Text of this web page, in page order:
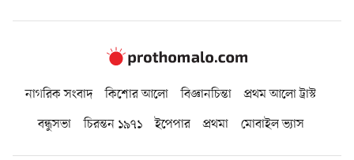
নাগরিক সংবাদ কিশোর আলো বিজ্ঞানচিন্তা
প্রথম আলো ট্রাস্ট
বন্ধুসভা
চিরন্তন ১৯৭১ ইপেপার প্রথমা মোবাইল ভ্যাস